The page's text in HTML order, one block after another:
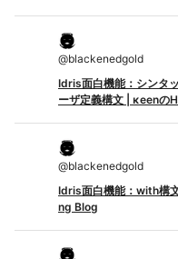
@blackenedgold
Idris面白機能：シンタ
ーザ定義構文 | κeen
@blackenedgold
Idris面白機能：with構
ng Blog